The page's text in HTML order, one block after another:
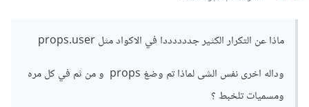
ماذا عن التكرار الكثير جددددددا في الاكواد مثل props.user
وداله اخرى نفس الشى لماذا تم وضغ props و من ثم في كل مره
ومسميات تلخبط ؟